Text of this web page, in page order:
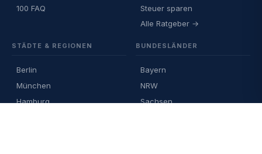
100 FAQ
Steuer sparen
Alle Ratgeber →
STÄDTE & REGIONEN
Berlin
München
Hamburg
BUNDESLÄNDER
Bayern
NRW
Sachsen